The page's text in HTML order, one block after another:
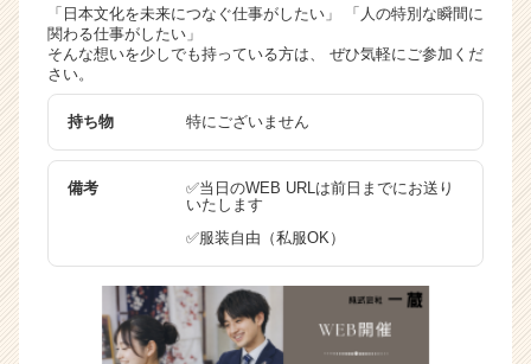
「日本文化を未来につなぐ仕事がしたい」 「人の特別な瞬間に
関わる仕事がしたい」
そんな想いを少しでも持っている方は、 ぜひ気軽にご参加くだ
さい。
持ち物 特にございません
備考
✅当日のWEB URLは前日までにお送り
いたします
✅服装自由（私服OK）